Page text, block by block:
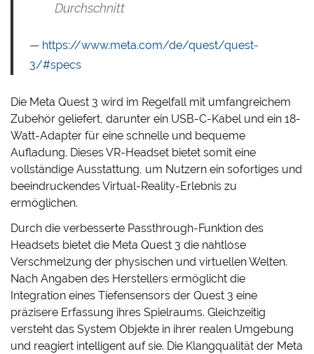
Durchschnitt
https://www.meta.com/de/quest/quest-
3/#specs
Die Meta Quest 3 wird im Regelfall mit umfangreichem
Zubehör geliefert, darunter ein USB-C-Kabel und ein 18-
Watt-Adapter für eine schnelle und bequeme
Aufladung. Dieses VR-Headset bietet somit eine
vollständige Ausstattung, um Nutzern ein sofortiges und
beeindruckendes Virtual-Reality-Erlebnis zu
ermöglichen.
Durch die verbesserte Passthrough-Funktion des
Headsets bietet die Meta Quest 3 die nahtlose
Verschmelzung der physischen und virtuellen Welten.
Nach Angaben des Herstellers ermöglicht die
Integration eines Tiefensensors der Quest 3 eine
präzisere Erfassung ihres Spielraums. Gleichzeitig
versteht das System Objekte in ihrer realen Umgebung
und reagiert intelligent auf sie. Die Klangqualität der Meta